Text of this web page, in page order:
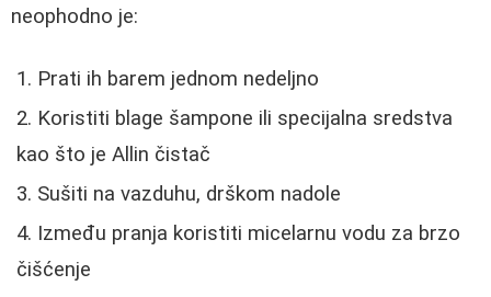
neophodno je:
Prati ih barem jednom nedeljno
Koristiti blage šampone ili specijalna sredstva
kao što je Allin čistač
Sušiti na vazduhu, drškom nadole
Između pranja koristiti micelarnu vodu za brzo
čišćenje